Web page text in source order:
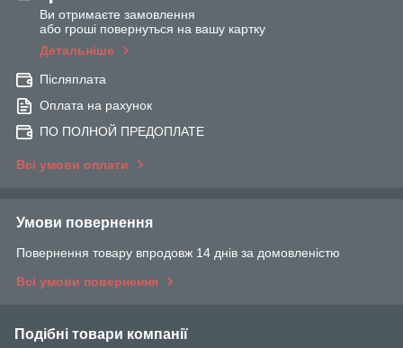
Ви отримаєте замовлення
або гроші повернуться на вашу картку
Детальніше
Післяплата
Оплата на рахунок
ПО ПОЛНОЙ ПРЕДОПЛАТЕ
Всі умови оплати
Умови повернення
Повернення товару впродовж 14 днів за домовленістю
Всі умови повернення
Подібні товари компанії